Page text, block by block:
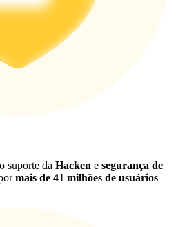
suporte da Hacken e segurança de
mais de 41 milhões de usuários